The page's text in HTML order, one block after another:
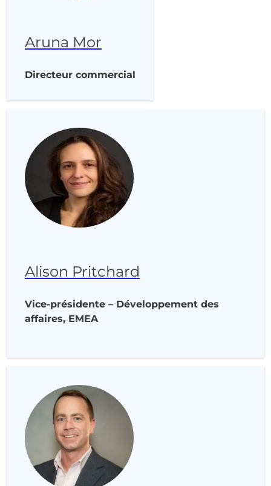
Aruna Mor
Directeur commercial
Alison Pritchard
Vice-présidente – Développement des
affaires, EMEA